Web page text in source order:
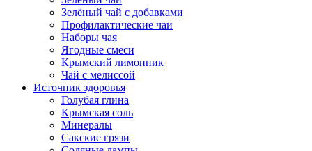
Зелёный чай с добавками
Профилактические чаи
Наборы чая
Ягодные смеси
Крымский лимонник
Чай с мелиссой
Источник здоровья
Голубая глина
Крымская соль
Минералы
Сакские грязи